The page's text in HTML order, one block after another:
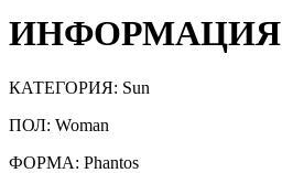
ИНФОРМАЦИЯ
КАТЕГОРИЯ: Sun
ПОЛ: Woman
ФОРМА: Phantos